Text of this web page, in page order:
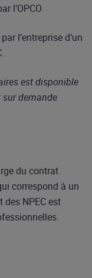
l’OPCO​
l’entreprise d’un
estdisponible
sur demande
du contrat
correspond à un
NPEC est